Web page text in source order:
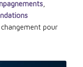
,
pour